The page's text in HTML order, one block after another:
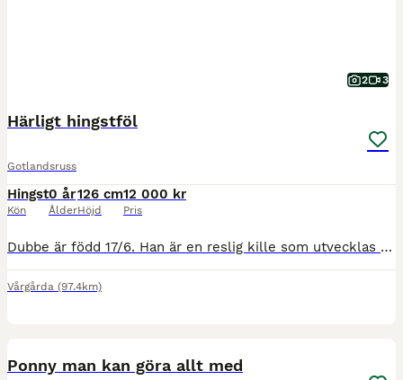
2 3
Härligt hingstföl
Gotlandsruss
Hingst
Kön
0 år
Ålder
126 cm
Höjd
12 000 kr
Pris
Dubbe är född 17/6. Han är en reslig kille som utvecklas väl. Dubbes mamma är Elitstoet Dana är ett fantastiskt avelssto som är mamma till flera fina Gotlandsruss. Bland annat Vittras Daniella premier
Vårgårda (97.4km)
Ponny man kan göra allt med